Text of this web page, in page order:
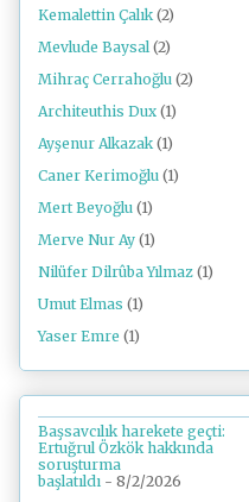
Kemalettin Çalık (2)
Mevlude Baysal (2)
Mihraç Cerrahoğlu (2)
Architeuthis Dux (1)
Ayşenur Alkazak (1)
Caner Kerimoğlu (1)
Mert Beyoğlu (1)
Merve Nur Ay (1)
Nilüfer Dilrûba Yılmaz (1)
Umut Elmas (1)
Yaser Emre (1)
Başsavcılık harekete geçti:
Ertuğrul Özkök hakkında
soruşturma
başlatıldı - 8/2/2026